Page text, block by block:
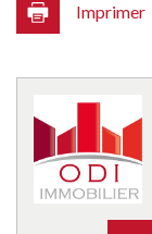
Collège
École
Imprimer